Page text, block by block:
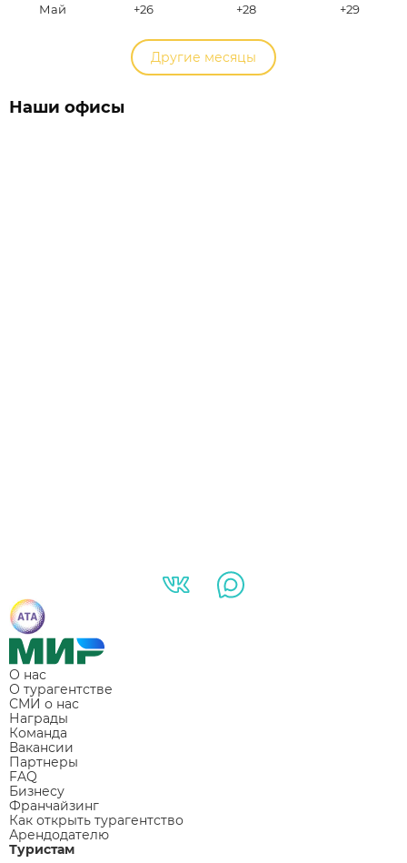
Май +26 +28 +29
Другие месяцы
Наши офисы
О нас
О турагентстве
СМИ о нас
Награды
Команда
Вакансии
Партнеры
FAQ
Бизнесу
Франчайзинг
Как открыть турагентство
Арендодателю
Туристам